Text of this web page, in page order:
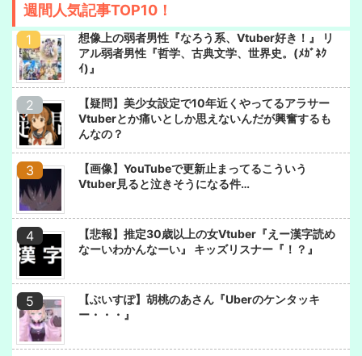
週間人気記事TOP10！
想像上の弱者男性『なろう系、Vtuber好き！』 リ
アル弱者男性『哲学、古典文学、世界史。(ﾒｶﾞﾈｸ
ｲ)』
【疑問】美少女設定で10年近くやってるアラサー
Vtuberとか痛いとしか思えないんだが興奮するも
んなの？
【画像】YouTubeで更新止まってるこういう
Vtuber見ると泣きそうになる件…
【悲報】推定30歳以上の女Vtuber『えー漢字読め
なーいわかんなーい』 キッズリスナー『！？』
【ぶいすぽ】胡桃のあさん『Uberのケンタッキ
ー・・・』